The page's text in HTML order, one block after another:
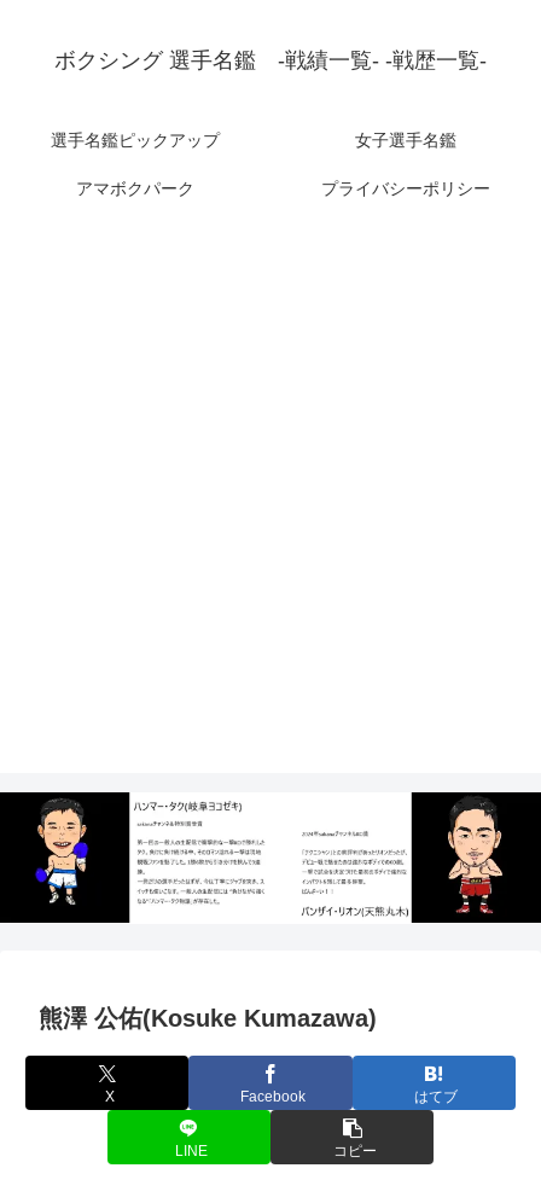
ボクシング 選手名鑑 -戦績一覧- -戦歴一覧-
選手名鑑ピックアップ 女子選手名鑑
アマボクパーク プライバシーポリシー
熊澤 公佑(Kosuke Kumazawa)
X Facebook はてブ
LINE コピー